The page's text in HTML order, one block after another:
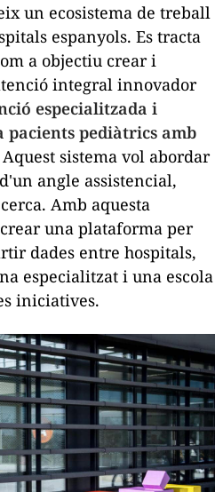
un ecosistema de treball
espanyols. Es tracta
a objectiu crear i
integral innovador
especialitzada i
pediàtrics amb
Aquest sistema vol abordar
angle assistencial,
Amb aquesta
una plataforma per
dades entre hospitals,
especialitzat i una escola
iniciatives.